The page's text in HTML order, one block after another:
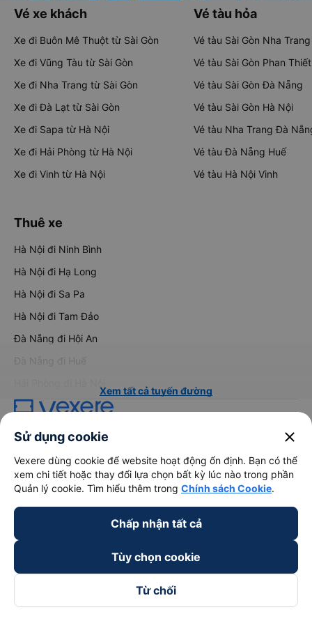
Vé xe khách
Xe đi Buôn Mê Thuột từ Sài Gòn
Xe đi Vũng Tàu từ Sài Gòn
Xe đi Nha Trang từ Sài Gòn
Xe đi Đà Lạt từ Sài Gòn
Xe đi Sapa từ Hà Nội
Xe đi Hải Phòng từ Hà Nội
Xe đi Vinh từ Hà Nội
Vé tàu hỏa
Vé tàu Sài Gòn Nha Trang
Vé tàu Sài Gòn Phan Thiết
Vé tàu Sài Gòn Đà Nẵng
Vé tàu Sài Gòn Hà Nội
Vé tàu Nha Trang Đà
Vé tàu Đà Nẵng Huế
Vé tàu Hà Nội Vinh
Thuê xe
Hà Nội đi Ninh Bình
Hà Nội đi Hạ Long
Hà Nội đi Sa Pa
Hà Nội đi Tam Đảo
Đà Nẵng đi Hội An
Đà Nẵng đi Huế
Xem tất cả tuyến đường
keyboard_arrow_down
Về chúng tôi
keyboard_arrow_down
Hỗ trợ
Sử dụng cookie close
Vexere dùng cookie để website hoạt động ổn định. Bạn có thể
xem chi tiết hoặc thay đổi lựa chọn bất kỳ lúc nào trong phần
Quản lý cookie. Tìm hiểu thêm trong Chính sách Cookie.
Chấp nhận tất cả
Tùy chọn cookie
Từ chối